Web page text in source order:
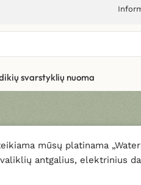
svarstyklių nuoma
mūsų platinama
antgalius, elektrinius